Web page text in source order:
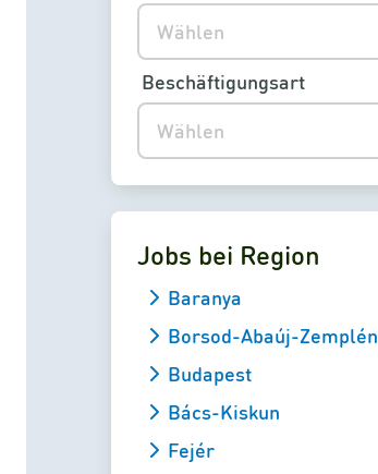
Wählen
Wählen
Beschäftigungsart
Jobs bei Region
Baranya
Borsod-Abaúj-Zemplén
Budapest
Bács-Kiskun
Fejér